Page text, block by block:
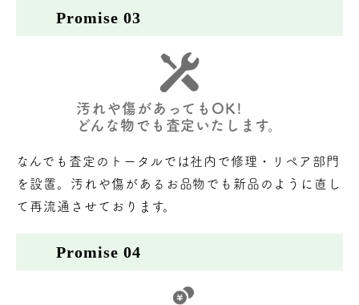
Promise 03
汚れや傷があってもOK!
どんな物でも査定いたします。
なんでも査定のトータルでは社内で修理・リペア部門
を設置。汚れや傷があるお品物でも新品のように直し
て再流通させております。
Promise 04